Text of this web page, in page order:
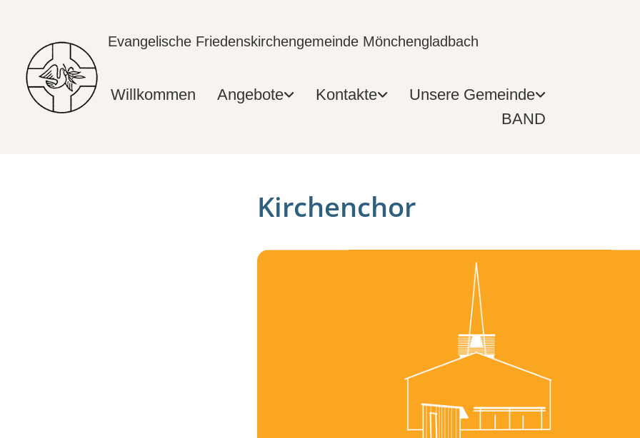
Evangelische Friedenskirchengemeinde Mönchengladbach
Willkommen Angebote Kontakte
Unsere Gemeinde
BAND
Kirchenchor